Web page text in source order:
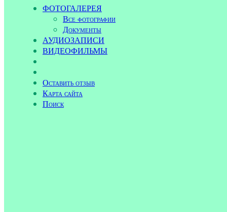
ФОТОГАЛЕРЕЯ
Все фотографии
Документы
АУДИОЗАПИСИ
ВИДЕОФИЛЬМЫ
Оставить отзыв
Карта сайта
Поиск